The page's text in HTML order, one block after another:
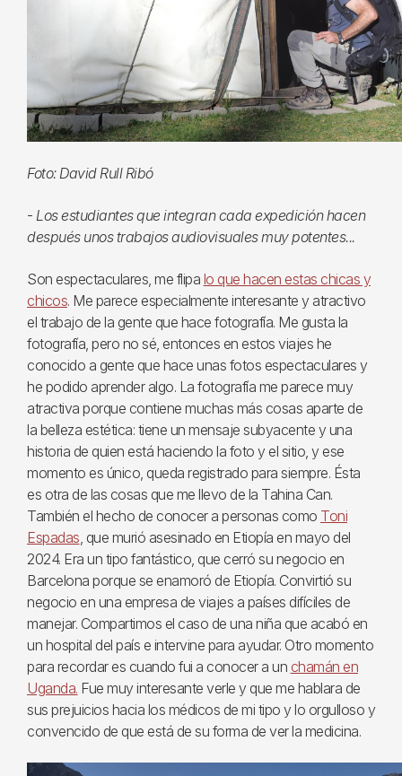
Foto: David Rull Ribó
- Los estudiantes que integran cada expedición hacen
después unos trabajos audiovisuales muy potentes...
Son espectaculares, me flipa lo que hacen estas chicas y
chicos. Me parece especialmente interesante y atractivo
el trabajo de la gente que hace fotografía. Me gusta la
fotografía, pero no sé, entonces en estos viajes he
conocido a gente que hace unas fotos espectaculares y
he podido aprender algo. La fotografía me parece muy
atractiva porque contiene muchas más cosas aparte de
la belleza estética: tiene un mensaje subyacente y una
historia de quien está haciendo la foto y el sitio, y ese
momento es único, queda registrado para siempre. Ésta
es otra de las cosas que me llevo de la Tahina Can.
También el hecho de conocer a personas como Toni
Espadas, que murió asesinado en Etiopía en mayo del
2024. Era un tipo fantástico, que cerró su negocio en
Barcelona porque se enamoró de Etiopía. Convirtió su
negocio en una empresa de viajes a países difíciles de
manejar. Compartimos el caso de una niña que acabó en
un hospital del país e intervine para ayudar. Otro momento
para recordar es cuando fui a conocer a un chamán en
Uganda. Fue muy interesante verle y que me hablara de
sus prejuicios hacia los médicos de mi tipo y lo orgulloso y
convencido de que está de su forma de ver la medicina.